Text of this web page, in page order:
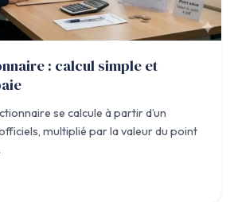
: calcul simple et
se calcule à partir d’un
multiplié par la valeur du point